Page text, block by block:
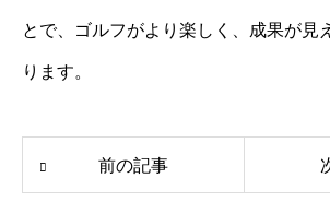
とで、ゴルフがより楽しく、成果が見
ります。
前の記事